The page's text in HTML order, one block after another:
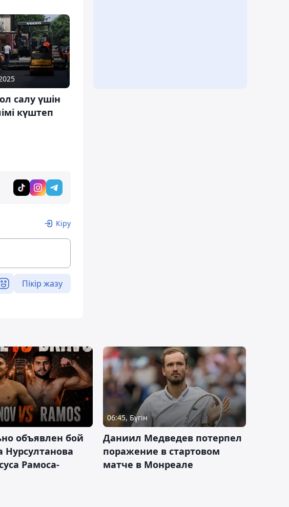
салу үшін
күштеп
Кіру
Пікір жазу
объявлен бой
Рамоса-
06:45, Бүгін
Даниил Медведев потерпел
поражение в стартовом
матче в Монреале